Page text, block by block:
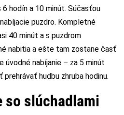
hodín a 10 minút. Súčasťou
puzdro. Kompletné
40 minút a s puzdrom
nabitia a ešte tam zostane časť
úvodné nabíjanie – za 5 minút
hudbu zhruba hodinu.
so slúchadlami